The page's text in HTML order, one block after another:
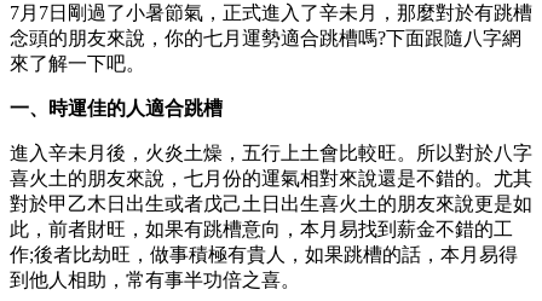
7月7日剛過了小暑節氣，正式進入了辛未月，那麼對於有跳槽
念頭的朋友來說，你的七月運勢適合跳槽嗎?下面跟隨八字網
來了解一下吧。
一、時運佳的人適合跳槽
進入辛未月後，火炎土燥，五行上土會比較旺。所以對於八字
喜火土的朋友來說，七月份的運氣相對來說還是不錯的。尤其
對於甲乙木日出生或者戊己土日出生喜火土的朋友來說更是如
此，前者財旺，如果有跳槽意向，本月易找到薪金不錯的工
作;後者比劫旺，做事積極有貴人，如果跳槽的話，本月易得
到他人相助，常有事半功倍之喜。